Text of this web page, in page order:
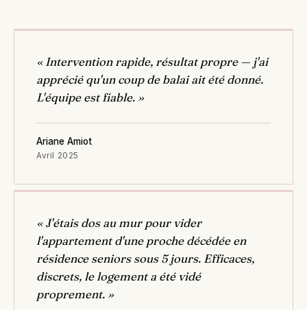
« Intervention rapide, résultat propre — j'ai
apprécié qu'un coup de balai ait été donné.
L'équipe est fiable. »
Ariane Amiot
Avril 2025
« J'étais dos au mur pour vider
l'appartement d'une proche décédée en
résidence seniors sous 5 jours. Efficaces,
discrets, le logement a été vidé
proprement. »